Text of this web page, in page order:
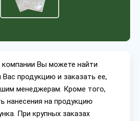
компании Вы можете найти
продукцию и заказать ее,
менеджерам. Кроме того,
нанесения на продукцию
При крупных заказах